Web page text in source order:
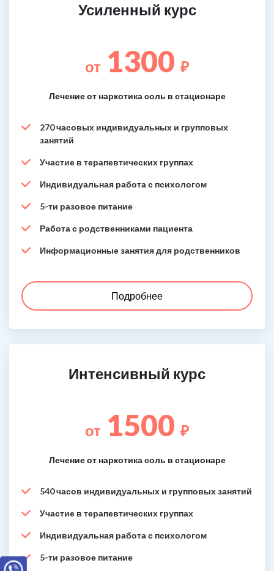
Усиленный курс
от 1300 ₽
Лечение от наркотика соль в стационаре
270 часовых индивидуальных и групповых
занятий
Участие в терапевтических группах
Индивидуальная работа с психологом
5-ти разовое питание
Работа с родственниками пациента
Информационные занятия для родственников
Подробнее
Интенсивный курс
от 1500 ₽
Лечение от наркотика соль в стационаре
540 часов индивидуальных и групповых занятий
Участие в терапевтических группах
Индивидуальная работа с психологом
5-ти разовое питание